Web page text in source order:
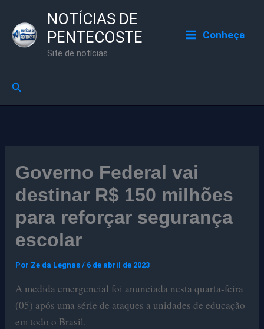
para
NOTÍCIAS DE
PENTECOSTE
Site de notícias
Conheça
Pesquisar
Governo Federal vai
destinar R$ 150 milhões
para reforçar segurança
escolar
Por Ze da Legnas/ 6 de abril de 2023
A medida emergencial foi anunciada nesta quarta-feira
(05) após uma série de ataques a unidades de educação
em todo o Brasil.